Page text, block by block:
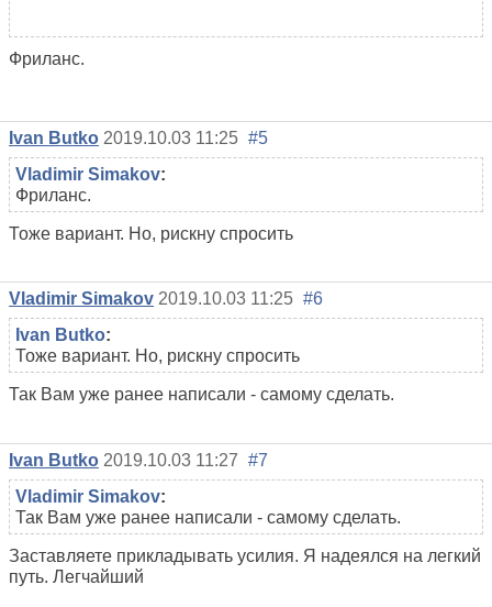
Фриланс.
Ivan Butko 2019.10.03 11:25 #5
Vladimir Simakov:
Фриланс.
Тоже вариант. Но, рискну спросить
Vladimir Simakov 2019.10.03 11:25 #6
Ivan Butko:
Тоже вариант. Но, рискну спросить
Так Вам уже ранее написали - самому сделать.
Ivan Butko 2019.10.03 11:27 #7
Vladimir Simakov:
Так Вам уже ранее написали - самому сделать.
Заставляете прикладывать усилия. Я надеялся на легкий
путь. Легчайший